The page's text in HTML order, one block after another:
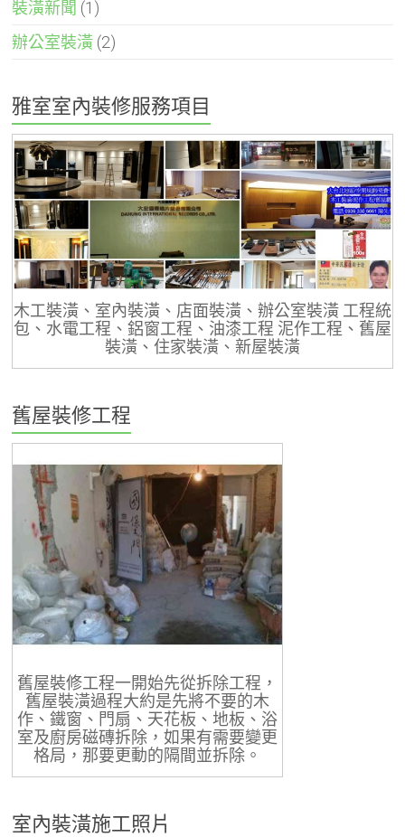
裝潢新聞 (1)
辦公室裝潢 (2)
雅室室內裝修服務項目
木工裝潢、室內裝潢、店面裝潢、辦公室裝潢 工程統
包、水電工程、鋁窗工程、油漆工程 泥作工程、舊屋
裝潢、住家裝潢、新屋裝潢
舊屋裝修工程
舊屋裝修工程一開始先從拆除工程，
舊屋裝潢過程大約是先將不要的木
作、鐵窗、門扇、天花板、地板、浴
室及廚房磁磚拆除，如果有需要變更
格局，那要更動的隔間並拆除。
室內裝潢施工照片